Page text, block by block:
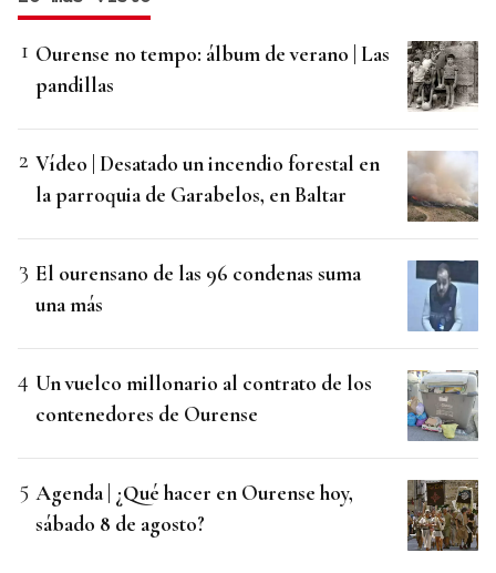
Ourense no tempo: álbum de verano | Las
pandillas
Vídeo | Desatado un incendio forestal en
la parroquia de Garabelos, en Baltar
El ourensano de las 96 condenas suma
una más
Un vuelco millonario al contrato de los
contenedores de Ourense
Agenda | ¿Qué hacer en Ourense hoy,
sábado 8 de agosto?